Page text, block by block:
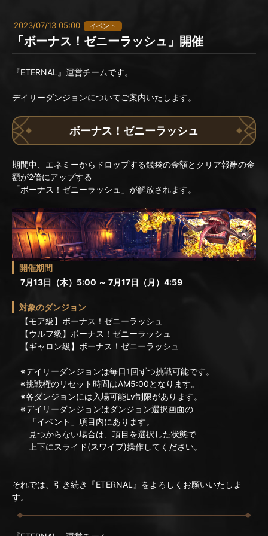
2023/07/13 05:00 イベント
「ボーナス！ゼニーラッシュ」開催
『ETERNAL』運営チームです。
デイリーダンジョンについてご案内いたします。
ボーナス！ゼニーラッシュ
期間中、エネミーからドロップする銭袋の金額とクリア報酬の金
額が2倍にアップする
「ボーナス！ゼニーラッシュ」が解放されます。
開催期間
7月13日（木）5:00 ～ 7月17日（月）4:59
対象のダンジョン
【モア級】ボーナス！ゼニーラッシュ
【ウルフ級】ボーナス！ゼニーラッシュ
【ギャロン級】ボーナス！ゼニーラッシュ
※デイリーダンジョンは毎日1回ずつ挑戦可能です。
※挑戦権のリセット時間はAM5:00となります。
※各ダンジョンには入場可能Lv制限があります。
※デイリーダンジョンはダンジョン選択画面の
「イベント」項目内にあります。
見つからない場合は、項目を選択した状態で
上下にスライド(スワイプ)操作してください。
それでは、引き続き『ETERNAL』をよろしくお願いいたしま
す。